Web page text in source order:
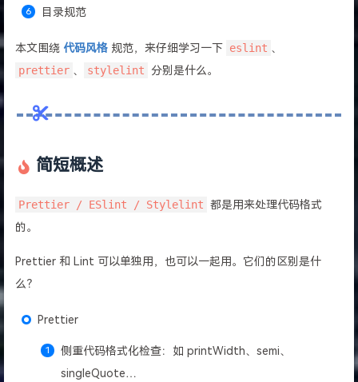
目录规范
本文围绕 代码风格 规范，来仔细学习一下 eslint 、
prettier 、 stylelint 分别是什么。
简短概述
Prettier / ESlint / Stylelint 都是用来处理代码格式
的。
Prettier 和 Lint 可以单独用，也可以一起用。它们的区别是什
么？
Prettier
侧重代码格式化检查：如 printWidth、semi、
singleQuote…